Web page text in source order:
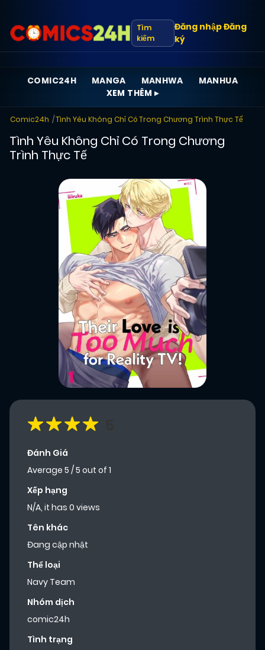
Tìm
kiếm
Đăng nhậpĐăng
ký
COMIC24H MANGA MANHWA
MANHUA
XEM THÊM ▸
Comic24h Tình Yêu Không Chỉ Có Trong Chương Trình Thực Tế
Tình Yêu Không Chỉ Có Trong Chương
Trình Thực Tế
Đánh Giá
Average 5 /5 out of 1
Xếp hạng
N/A, it has 0 views
Tên khác
Đang cập nhật
Thể loại
Navy Team
Nhóm dịch
comic24h
Tình trạng